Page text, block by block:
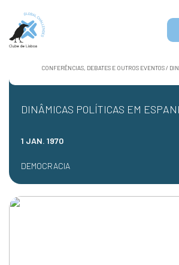
CONFERÊNCIAS, DEBATES E OUTROS EVENTOS /
DINÂMICAS POLÍTICAS EM
1 JAN. 1970
DEMOCRACIA